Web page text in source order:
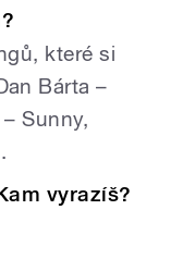
které si
Bárta –
Sunny,
vyrazíš?